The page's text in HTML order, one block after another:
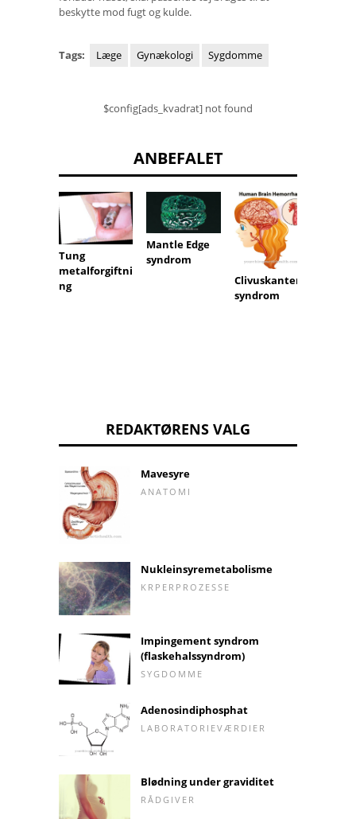
beskytte mod fugt og kulde.
Tags: Læge Gynækologi Sygdomme
$config[ads_kvadrat] not found
ANBEFALET
Tung
metalforgiftni
ng
Mantle Edge
syndrom
Clivuskanten
syndrom
REDAKTØRENS VALG
Mavesyre
ANATOMI
Nukleinsyremetabolisme
KRPERPROZESSE
Impingement syndrom
(flaskehalssyndrom)
SYGDOMME
Adenosindiphosphat
LABORATORIEVÆRDIER
Blødning under graviditet
RÅDGIVER